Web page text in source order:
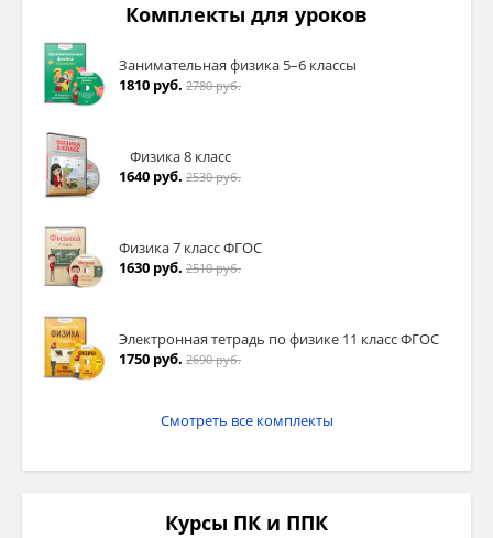
Комплекты для уроков
Занимательная физика 5–6 классы
1810 руб. 2780 руб.
Физика 8 класс
1640 руб. 2530 руб.
Физика 7 класс ФГОС
1630 руб. 2510 руб.
Электронная тетрадь по физике 11 класс ФГОС
1750 руб. 2690 руб.
Смотреть все комплекты
Курсы ПК и ППК